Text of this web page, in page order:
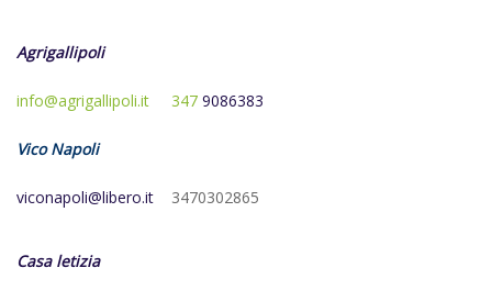
Agrigallipoli
info@agrigallipoli.it 347 9086383
Vico Napoli
viconapoli@libero.it 3470302865
Casa letizia